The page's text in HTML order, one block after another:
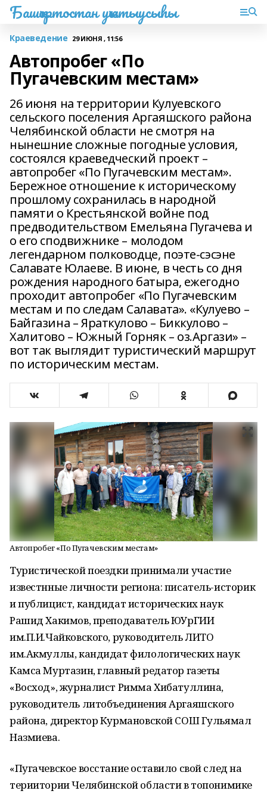
Башҡортостан уҡытыусыһы
Краеведение 29 ИЮНЯ , 11:56
Автопробег «По
Пугачевским местам»
26 июня на территории Кулуевского
сельского поселения Аргаяшского района
Челябинской области не смотря на
нынешние сложные погодные условия,
состоялся краеведческий проект –
автопробег «По Пугачевским местам».
Бережное отношение к историческому
прошлому сохранилась в народной
памяти о Крестьянской войне под
предводительством Емельяна Пугачева и
о его сподвижнике – молодом
легендарном полководце, поэте-сэсэне
Салавате Юлаеве. В июне, в честь со дня
рождения народного батыра, ежегодно
проходит автопробег «По Пугачевским
местам и по следам Салавата». «Кулуево –
Байгазина – Яраткулово – Биккулово –
Халитово – Южный Горняк – оз.Аргази» –
вот так выглядит туристический маршрут
по историческим местам.
Автопробег «По Пугачевским местам»
Туристической поездки принимали участие
известнные личности региона: писатель-историк
и публицист, кандидат исторических наук
Рашид Хакимов, преподаватель ЮУрГИИ
им.П.И.Чайковского, руководитель ЛИТО
им.Акмуллы, кандидат филологических наук
Камса Муртазин, главный редатор газеты
«Восход», журналист Римма Хибатуллина,
руководитель литобъединения Аргаяшского
района, директор Курмановской СОШ Гульямал
Назмиева.
«Пугачевское восстание оставило свой след на
териитории Челябинской области в топонимике